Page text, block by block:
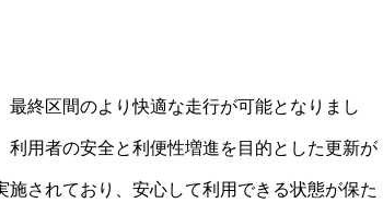
終区間のより快適な走行が可能となりまし
用者の安全と利便性増進を目的とした更新が
されており、安心して利用できる状態が保た